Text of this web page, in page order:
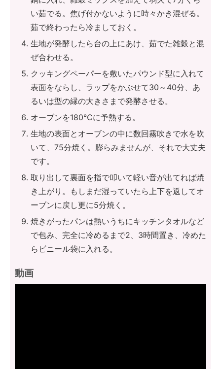
い茹でる。焦げ付かないように時々かき混ぜる。
茹で終わったら冷ましておく。
生地が発酵したら台の上にあけ、茹でた雑穀と混
ぜ合わせる。
クッキングペーパーを敷いたパウンド型に入れて
表面をならし、ラップをかぶせて30～40分、あ
るいは型の縁の大きさまで発酵させる。
オーブンを180℃に予熱する。
生地の表面とオーブンの中に数回霧吹きで水を吹
いて、75分焼く。膨らみませんが、それで大丈夫
です。
取り出して裏面を指で叩いて軽い音が出てれば焼
き上がり。もしまだ湿っていたら上下を返してオ
ーブンに戻し更に5分焼く。
焼きがったパンは熱いうちにキッチンタオルなど
で包み、完全に冷めるまで2、3時間置き、冷めた
らビニール袋に入れる。
動画